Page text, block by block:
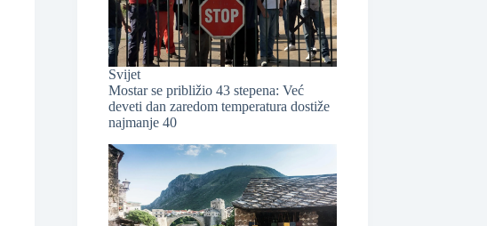
Svijet
Mostar se približio 43 stepena: Već
deveti dan zaredom temperatura dostiže
najmanje 40